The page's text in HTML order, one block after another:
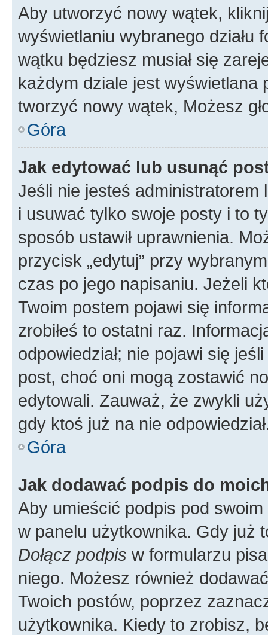
Aby utworzyć nowy wątek,
wyświetlaniu wybranego działu
wątku będziesz musiał się
każdym dziale jest wyświetlana
tworzyć nowy wątek, Możesz
Góra
Jak edytować lub usunąć
Jeśli nie jesteś
i usuwać tylko swoje posty i to
sposób ustawił uprawnienia.
przycisk „edytuj” przy
czas po jego napisaniu. Jeżeli
Twoim postem pojawi się
zrobiłeś to ostatni raz.
odpowiedział; nie pojawi się
post, choć oni mogą zostawić
edytowali. Zauważ, że zwykli
gdy ktoś już na nie
Góra
Jak dodawać podpis do
Aby umieścić podpis pod
w panelu użytkownika. Gdy już
Dołącz podpis w formularzu
niego. Możesz również
Twoich postów, poprzez
użytkownika. Kiedy to zrobisz,